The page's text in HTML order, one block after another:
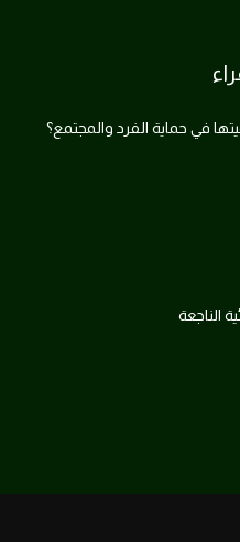
في حماية الفرد والمجتمع؟
الناجعة